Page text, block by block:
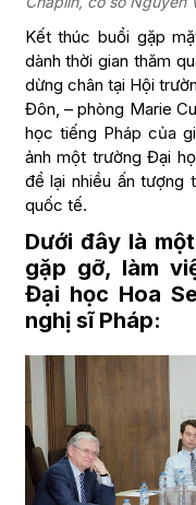
Kết thúc buổi gặp
dành thời gian thăm
dừng chân tại Hội
Đôn, – phòng Marie
học tiếng Pháp của
ảnh một trường Đại
để lại nhiều ấn tượng
quốc tế.
Dưới đây là
gặp gỡ, làm
Đại học Hoa
nghị sĩ Pháp: